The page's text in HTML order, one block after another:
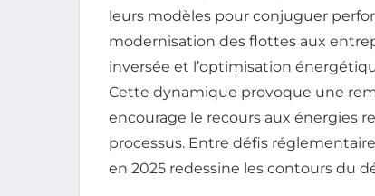
leurs modèles pour conjuguer
modernisation des flottes aux
inversée et l’optimisation
Cette dynamique provoque une
encourage le recours aux énergies
processus. Entre défis
en 2025 redessine les contours du